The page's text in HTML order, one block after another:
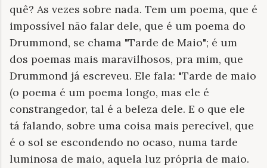
quê? As vezes sobre nada. Tem um poema, que é
impossível não falar dele, que é um poema do
Drummond, se chama "Tarde de Maio"; é um
dos poemas mais maravilhosos, pra mim, que
Drummond já escreveu. Ele fala: "Tarde de maio
(o poema é um poema longo, mas ele é
constrangedor, tal é a beleza dele. E o que ele
tá falando, sobre uma coisa mais perecível, que
é o sol se escondendo no ocaso, numa tarde
luminosa de maio, aquela luz própria de maio.